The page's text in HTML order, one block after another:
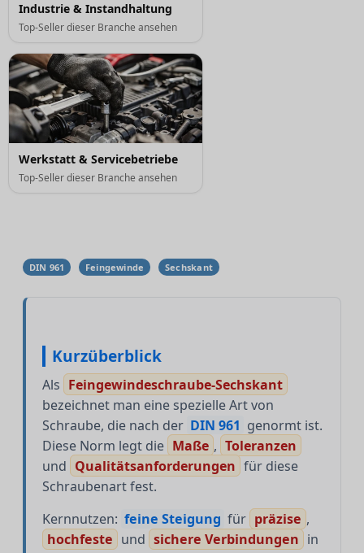
Industrie & Instandhaltung
Top-Seller dieser Branche ansehen
Werkstatt & Servicebetriebe
Top-Seller dieser Branche ansehen
DIN 961 Feingewinde Sechskant
Kurzüberblick
Als Feingewindeschraube-Sechskant
bezeichnet man eine spezielle Art von
Schraube, die nach der DIN 961 genormt ist.
Diese Norm legt die Maße , Toleranzen
und Qualitätsanforderungen für diese
Schraubenart fest.
Kernnutzen: feine Steigung für präzise ,
hochfeste und sichere Verbindungen in